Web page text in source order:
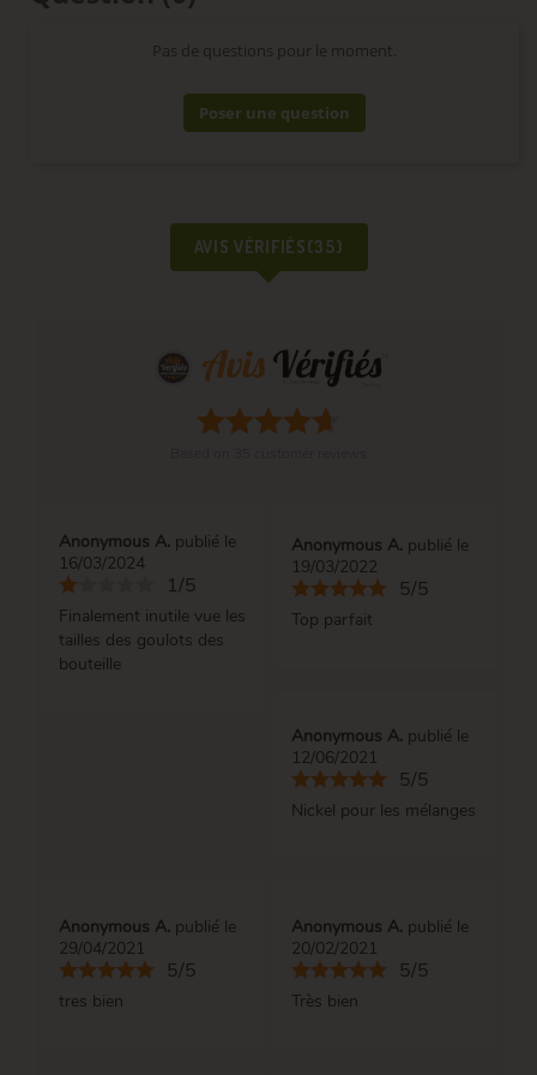
Pas de questions pour le moment.
Poser une question
AVIS VÉRIFIÉS(35)
Anonymous A. publié le
16/03/2024
1/5
Finalement inutile vue les
tailles des goulots des
bouteille
Anonymous A. publié le
19/03/2022
5/5
Top parfait
Anonymous A. publié le
12/06/2021
5/5
Nickel pour les mélanges
Anonymous A. publié le
29/04/2021
5/5
tres bien
Anonymous A. publié le
20/02/2021
5/5
Très bien